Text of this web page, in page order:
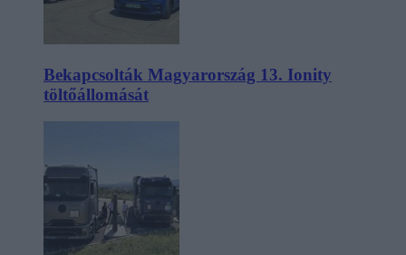
Bekapcsolták Magyarország 13. Ionity
töltőállomását